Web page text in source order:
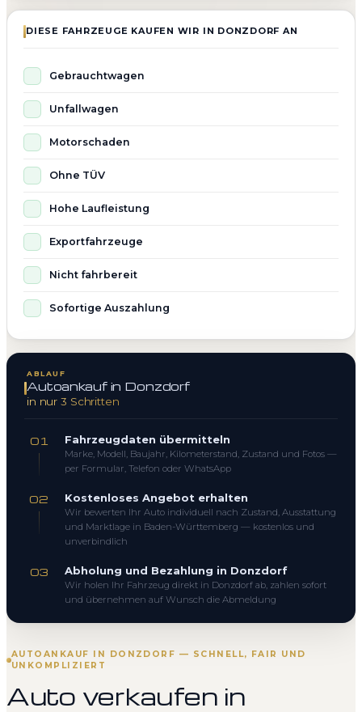
AUTOANKAUF IN DONZDORF — SCHNELL, FAIR UND
UNKOMPLIZIERT
Auto verkaufen in
DIESE FAHRZEUGE KAUFEN WIR IN DONZDORF AN
Gebrauchtwagen
Unfallwagen
Motorschaden
Ohne TÜV
Hohe Laufleistung
Exportfahrzeuge
Nicht fahrbereit
Sofortige Auszahlung
ABLAUF
Autoankauf in Donzdorf
in nur 3 Schritten
01 Fahrzeugdaten übermitteln
Marke, Modell, Baujahr, Kilometerstand, Zustand und Fotos —
per Formular, Telefon oder WhatsApp
02 Kostenloses Angebot erhalten
Wir bewerten Ihr Auto individuell nach Zustand, Ausstattung
und Marktlage in Baden-Württemberg — kostenlos und
unverbindlich
03 Abholung und Bezahlung in Donzdorf
Wir holen Ihr Fahrzeug direkt in Donzdorf ab, zahlen sofort
und übernehmen auf Wunsch die Abmeldung